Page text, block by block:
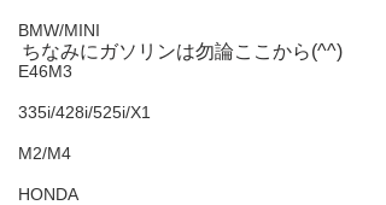
BMW/MINI
E46M3
335i/428i/525i/X1
M2/M4
HONDA
ちなみにガソリンは勿論ここから(^^)